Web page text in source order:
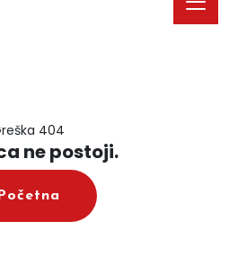
404
ne postoji.
Početna